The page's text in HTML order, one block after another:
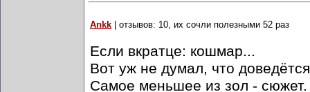
Ankk | отзывов: 10, их сочли полезными 52 раз
Если вкратце: кошмар...
Вот уж не думал, что
Самое меньшее из зол -